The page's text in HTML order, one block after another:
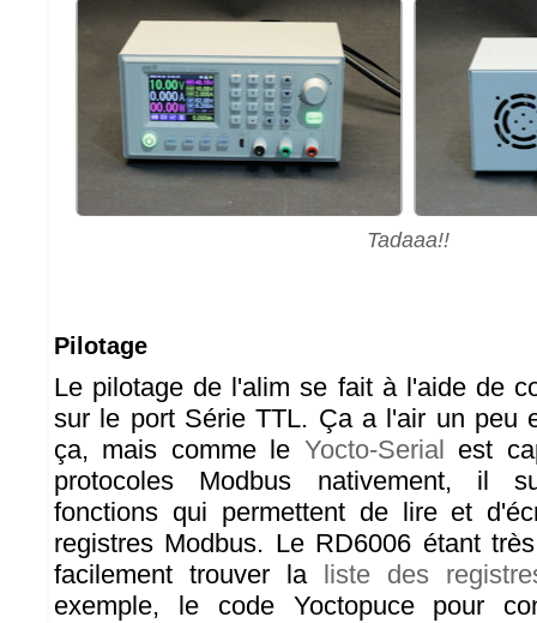
Tadaaa!!
Pilotage
Le pilotage de l'alim se fait à l'aide de
sur le port Série TTL. Ça a l'air un peu
ça, mais comme le Yocto-Serial est
protocoles Modbus nativement, il
fonctions qui permettent de lire et
registres Modbus. Le RD6006 étant
facilement trouver la liste des
exemple, le code Yoctopuce pour